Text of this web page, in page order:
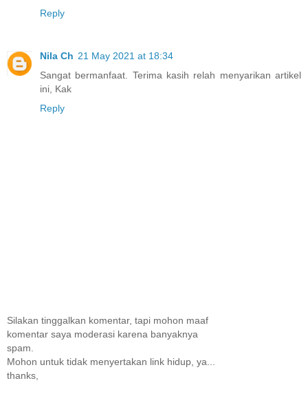
Reply
Nila Ch 21 May 2021 at 18:34
Sangat bermanfaat. Terima kasih relah menyarikan artikel
ini, Kak
Reply
Silakan tinggalkan komentar, tapi mohon maaf
komentar saya moderasi karena banyaknya
spam.
Mohon untuk tidak menyertakan link hidup, ya...
thanks,